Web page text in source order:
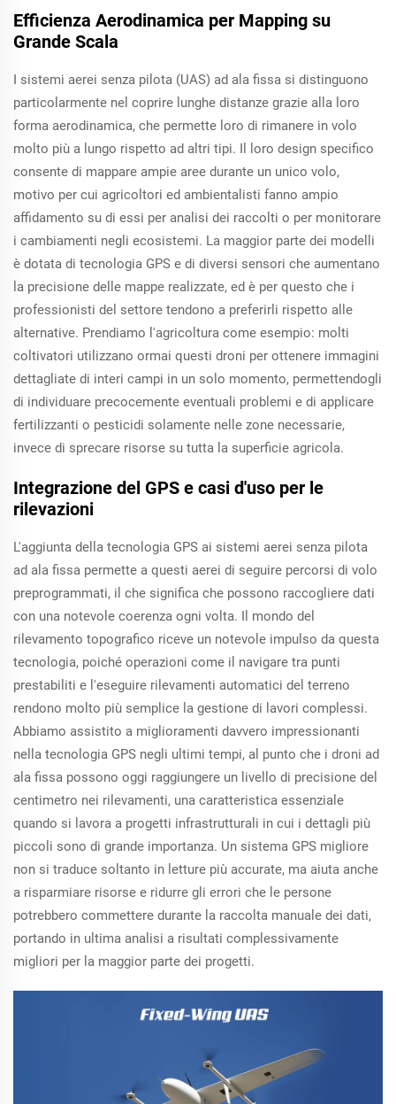
Efficienza Aerodinamica per Mapping su
Grande Scala
I sistemi aerei senza pilota (UAS) ad ala fissa si distinguono
particolarmente nel coprire lunghe distanze grazie alla loro
forma aerodinamica, che permette loro di rimanere in volo
molto più a lungo rispetto ad altri tipi. Il loro design specifico
consente di mappare ampie aree durante un unico volo,
motivo per cui agricoltori ed ambientalisti fanno ampio
affidamento su di essi per analisi dei raccolti o per monitorare
i cambiamenti negli ecosistemi. La maggior parte dei modelli
è dotata di tecnologia GPS e di diversi sensori che aumentano
la precisione delle mappe realizzate, ed è per questo che i
professionisti del settore tendono a preferirli rispetto alle
alternative. Prendiamo l'agricoltura come esempio: molti
coltivatori utilizzano ormai questi droni per ottenere immagini
dettagliate di interi campi in un solo momento, permettendogli
di individuare precocemente eventuali problemi e di applicare
fertilizzanti o pesticidi solamente nelle zone necessarie,
invece di sprecare risorse su tutta la superficie agricola.
Integrazione del GPS e casi d'uso per le
rilevazioni
L'aggiunta della tecnologia GPS ai sistemi aerei senza pilota
ad ala fissa permette a questi aerei di seguire percorsi di volo
preprogrammati, il che significa che possono raccogliere dati
con una notevole coerenza ogni volta. Il mondo del
rilevamento topografico riceve un notevole impulso da questa
tecnologia, poiché operazioni come il navigare tra punti
prestabiliti e l'eseguire rilevamenti automatici del terreno
rendono molto più semplice la gestione di lavori complessi.
Abbiamo assistito a miglioramenti davvero impressionanti
nella tecnologia GPS negli ultimi tempi, al punto che i droni ad
ala fissa possono oggi raggiungere un livello di precisione del
centimetro nei rilevamenti, una caratteristica essenziale
quando si lavora a progetti infrastrutturali in cui i dettagli più
piccoli sono di grande importanza. Un sistema GPS migliore
non si traduce soltanto in letture più accurate, ma aiuta anche
a risparmiare risorse e ridurre gli errori che le persone
potrebbero commettere durante la raccolta manuale dei dati,
portando in ultima analisi a risultati complessivamente
migliori per la maggior parte dei progetti.